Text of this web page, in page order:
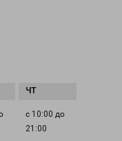
с 10:00 до
21:00